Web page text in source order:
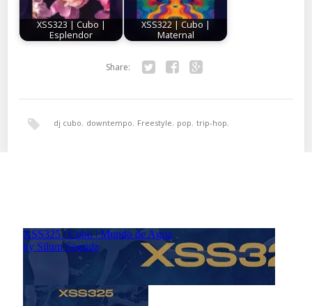
XSS323 | Cubo |
Esplendor
XSS322 | Cubo |
Maternal
Share:
dj cubo, downtempo, Freestyle, pop, trip-hop,